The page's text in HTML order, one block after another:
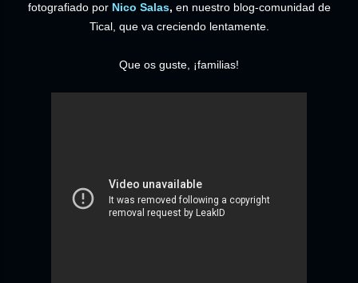
fotografiado por Nico Salas, en nuestro blog-comunidad de
Tical, que va creciendo lentamente.
Que os guste, ¡familias!